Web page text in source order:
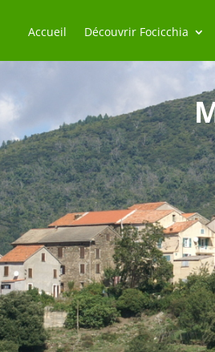
Accueil Découvrir Focicchia